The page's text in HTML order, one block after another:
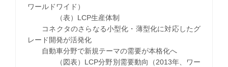
ワールドワイド）
（表）LCP生産体制
コネクタのさらなる小型化・薄型化に対応したグ
レード開発が活発化
自動車分野で新規テーマの需要が本格化へ
（図表）LCP分野別需要動向（2013年、ワー